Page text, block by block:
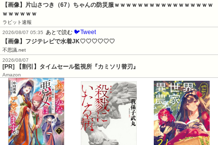
【画像】片山さつき（67）ちゃんの防災服ｗｗｗｗｗｗｗｗｗｗｗｗｗｗｗｗｗ
ｗｗｗｗｗｗ
ラビット速報
2026/08/07 05:35
あとで読む 🐦Tweet
【画像】フジテレビで水着JK♡♡♡♡♡♡
不思議.net
2026/08/07
[PR] 【割引】タイムセール監視所『カミソリ替刃』
Amazon